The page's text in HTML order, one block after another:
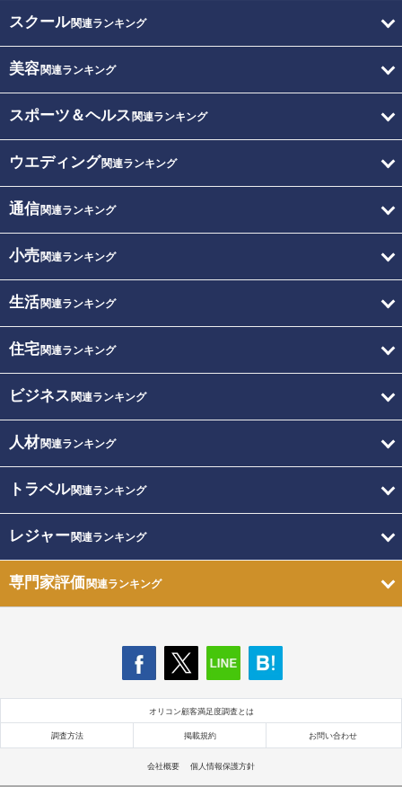
スクール関連ランキング
美容関連ランキング
スポーツ＆ヘルス 関連ランキング
ウエディング関連ランキング
通信関連ランキング
小売関連ランキング
生活関連ランキング
住宅関連ランキング
ビジネス 関連ランキング
人材関連ランキング
トラベル関連ランキング
レジャー関連ランキング
専門家評価関連ランキング
オリコン顧客満足度調査とは
調査方法 掲載規約 お問い合わせ
会社概要 個人情報保護方針